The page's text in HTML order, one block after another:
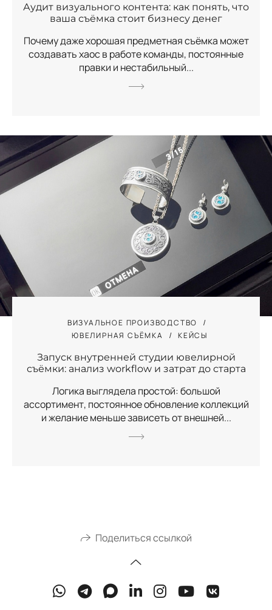
Аудит визуального контента: как понять, что
ваша съёмка стоит бизнесу денег
Почему даже хорошая предметная съёмка может
создавать хаос в работе команды, постоянные
правки и нестабильный...
ВИЗУАЛЬНОЕ ПРОИЗВОДСТВО
ЮВЕЛИРНАЯ СЪЁМКА
КЕЙСЫ
Запуск внутренней студии ювелирной
съёмки: анализ workflow и затрат до старта
Логика выглядела простой: большой
ассортимент, постоянное обновление коллекций
и желание меньше зависеть от внешней...
Поделиться ссылкой